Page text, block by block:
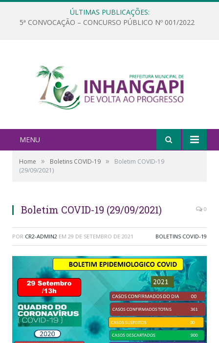
ÚLTIMAS PUBLICAÇÕES:
5ª CONVOCAÇÃO – CONCURSO PÚBLICO Nº 001/2022
MENU
Home » Boletins COVID-19 »
Boletim COVID-19
(29/09/2021)
Boletim COVID-19 (29/09/2021) 0
POR CR2-ADMIN2 EM 29 DE SETEMBRO DE 2021 BOLETINS COVID-19